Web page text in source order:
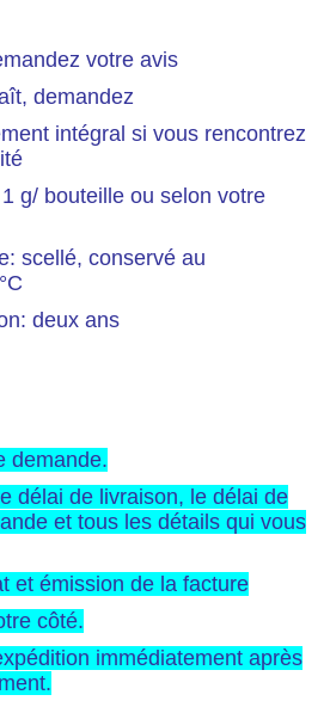
votre avis
demandez
intégral si vous rencontrez
g/ bouteille ou selon votre
scellé, conservé au
deux ans
demande.
délai de livraison, le délai de
et tous les détails qui vous
et émission de la facture
côté.
immédiatement après